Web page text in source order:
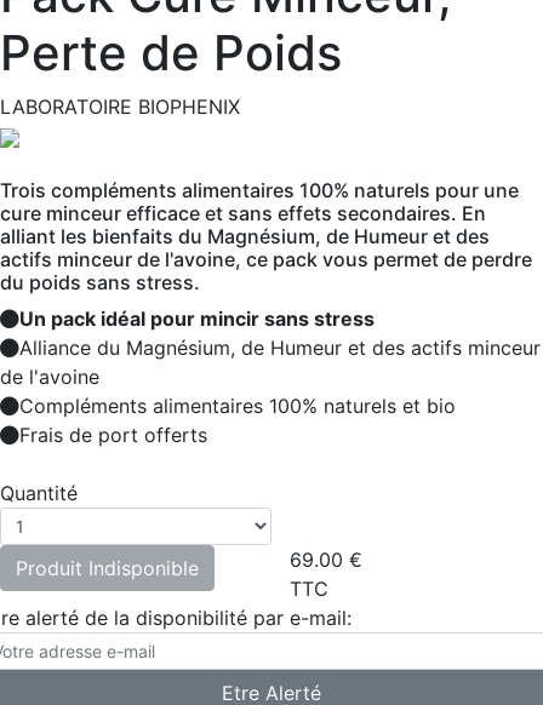
Perte de Poids
LABORATOIRE BIOPHENIX
Trois compléments alimentaires 100% naturels pour une
cure minceur efficace et sans effets secondaires. En
alliant les bienfaits du Magnésium, de Humeur et des
actifs minceur de l'avoine, ce pack vous permet de perdre
du poids sans stress.
Un pack idéal pour mincir sans stress
Alliance du Magnésium, de Humeur et des actifs minceur
de l'avoine
Compléments alimentaires 100% naturels et bio
Frais de port offerts
Quantité
Produit Indisponible 69.00 €
TTC
alerté de la disponibilité par e-mail: